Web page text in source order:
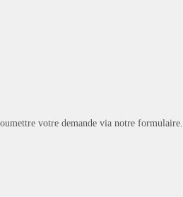
votre demande via notre formulaire.